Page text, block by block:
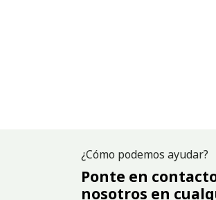
¿Cómo podemos ayudar?
Ponte en
nosotros en